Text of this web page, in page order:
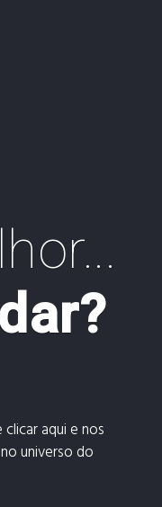
aqui e nos
universo do